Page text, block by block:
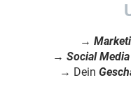
→
→ Social Media
→ Dein